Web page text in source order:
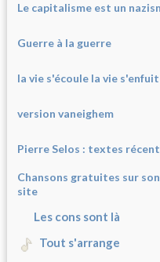
Le capitalisme est un
Guerre à la guerre
la vie s'écoule la vie s'enfuit
version vaneighem
Pierre Selos : textes
Chansons gratuites sur son
site
Les cons sont là
Tout s'arrange